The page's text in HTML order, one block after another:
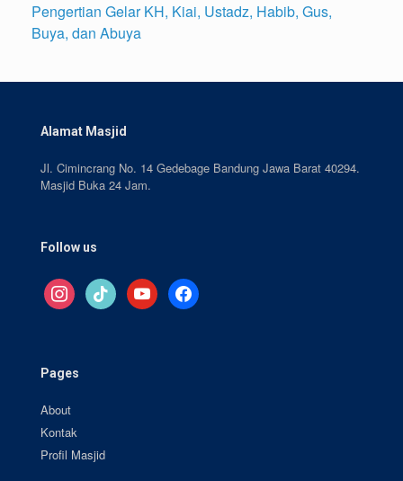
Pengertian Gelar KH, Kiai, Ustadz, Habib, Gus,
Buya, dan Abuya
Alamat Masjid
Jl. Cimincrang No. 14 Gedebage Bandung Jawa Barat 40294.
Masjid Buka 24 Jam.
Follow us
instagramtiktok youtube facebook
Pages
About
Kontak
Profil Masjid